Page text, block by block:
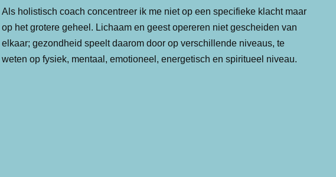
Als holistisch coach concentreer ik me niet op een specifieke klacht maar
op het grotere geheel. Lichaam en geest opereren niet gescheiden van
elkaar; gezondheid speelt daarom door op verschillende niveaus, te
weten op fysiek, mentaal, emotioneel, energetisch en spiritueel niveau.